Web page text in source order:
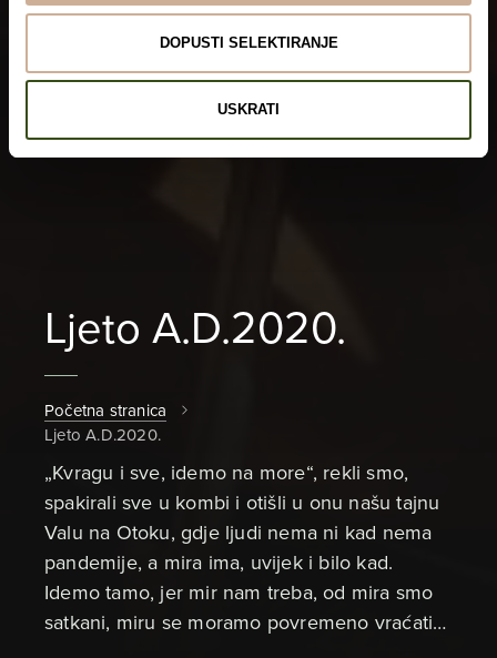
DOPUSTI SELEKTIRANJE
USKRATI
Ljeto A.D.2020.
Početna stranica
Ljeto A.D.2020.
„Kvragu i sve, idemo na more“, rekli smo,
spakirali sve u kombi i otišli u onu našu tajnu
Valu na Otoku, gdje ljudi nema ni kad nema
pandemije, a mira ima, uvijek i bilo kad.
Idemo tamo, jer mir nam treba, od mira smo
satkani, miru se moramo povremeno vraćati…